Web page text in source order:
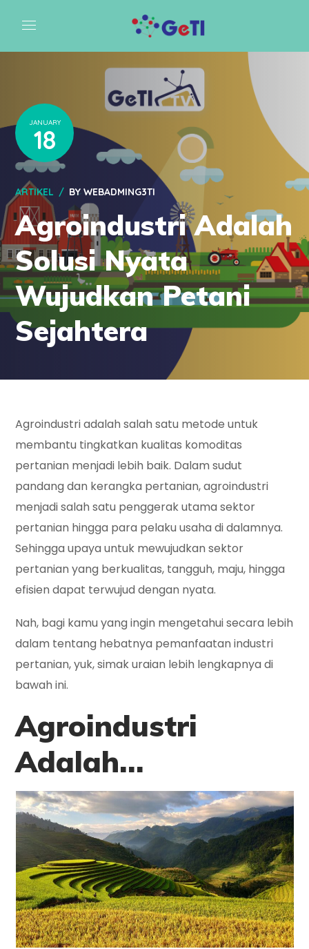
JANUARY
18
ARTIKEL BYWEBADMING3TI
Agroindustri Adalah
Solusi Nyata
Wujudkan Petani
Sejahtera
Agroindustri adalah salah satu metode untuk
membantu tingkatkan kualitas komoditas
pertanian menjadi lebih baik. Dalam sudut
pandang dan kerangka pertanian, agroindustri
menjadi salah satu penggerak utama sektor
pertanian hingga para pelaku usaha di dalamnya.
Sehingga upaya untuk mewujudkan sektor
pertanian yang berkualitas, tangguh, maju, hingga
efisien dapat terwujud dengan nyata.
Nah, bagi kamu yang ingin mengetahui secara lebih
dalam tentang hebatnya pemanfaatan industri
pertanian, yuk, simak uraian lebih lengkapnya di
bawah ini.
Agroindustri
Adalah…